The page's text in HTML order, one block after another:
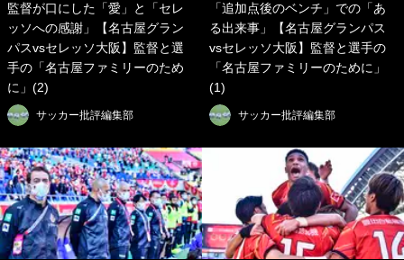
監督が口にした「愛」と「セレ
ッソへの感謝」【名古屋グラン
パスvsセレッソ大阪】監督と選
手の「名古屋ファミリーのため
に」(2)
サッカー批評編集部
「追加点後のベンチ」での「あ
る出来事」【名古屋グランパス
vsセレッソ大阪】監督と選手の
「名古屋ファミリーのために」
(1)
サッカー批評編集部